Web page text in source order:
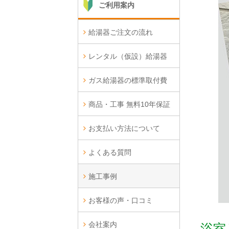
ご利用案内
給湯器ご注文の流れ
レンタル（仮設）給湯器
ガス給湯器の標準取付費
商品・工事 無料10年保証
お支払い方法について
よくある質問
施工事例
お客様の声・口コミ
会社案内